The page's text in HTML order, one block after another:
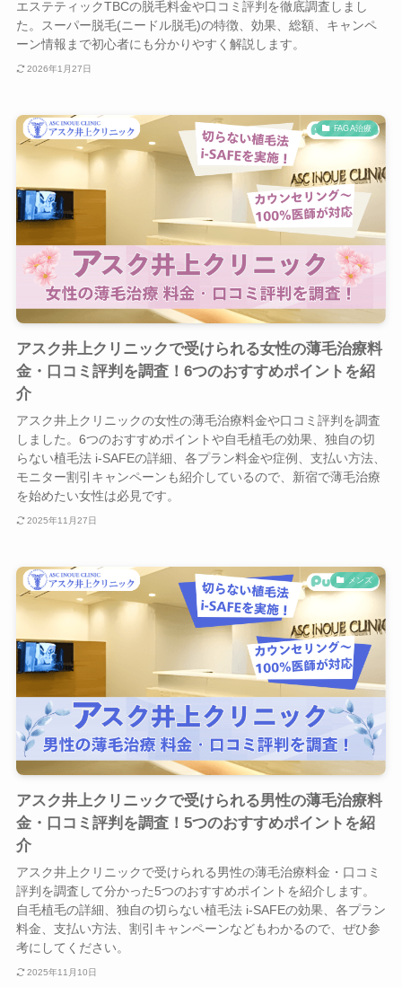
エステティックTBCの脱毛料金や口コミ評判を徹底調査しまし
た。スーパー脱毛(ニードル脱毛)の特徴、効果、総額、キャンペ
ーン情報まで初心者にも分かりやすく解説します。
2026年1月27日
FAGA治療
アスク井上クリニックで受けられる女性の薄毛治療料
金・口コミ評判を調査！6つのおすすめポイントを紹
介
アスク井上クリニックの女性の薄毛治療料金や口コミ評判を調査
しました。6つのおすすめポイントや自毛植毛の効果、独自の切
らない植毛法 i-SAFEの詳細、各プラン料金や症例、支払い方法、
モニター割引キャンペーンも紹介しているので、新宿で薄毛治療
を始めたい女性は必見です。
2025年11月27日
メンズ
アスク井上クリニックで受けられる男性の薄毛治療料
金・口コミ評判を調査！5つのおすすめポイントを紹
介
アスク井上クリニックで受けられる男性の薄毛治療料金・口コミ
評判を調査して分かった5つのおすすめポイントを紹介します。
自毛植毛の詳細、独自の切らない植毛法 i-SAFEの効果、各プラン
料金、支払い方法、割引キャンペーンなどもわかるので、ぜひ参
考にしてください。
2025年11月10日